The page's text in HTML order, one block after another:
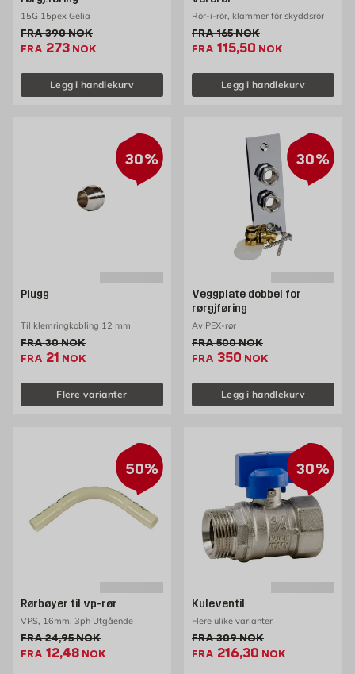
15G 15pex Gelia
FRAGammel pris 390 NOK /stk
390NOK
FRA Ekstrapris 273 NOK /stk
273 NOK
Legg i handlekurv
Rör-i-rör, klammer för skyddsrör
FRAGammel pris 165 NOK /stk
165NOK
FRA Ekstrapris 115.5
115,50 NOK
Legg i handlekurv
30%
Plugg
Til klemringkobling 12 mm
FRAGammel pris 30 NOK /stk
30NOK
FRA Ekstrapris 21 NOK /stk
21 NOK
Flere varianter
30%
Veggplate dobbel for
rørgjføring
Av PEX-rør
FRAGammel pris 500 NOK /stk
500NOK
FRA Ekstrapris 350 NOK
350 NOK
Legg i handlekurv
50%
Rørbøyer til vp-rør
VPS, 16mm, 3ph Utgående
FRAGammel pris 24.95 NOK /stk
24,95NOK
FRA Ekstrapris 12.48 NOK /stk
12,48 NOK
30%
Kuleventil
Flere ulike varianter
FRAGammel pris 309 NOK /stk
309NOK
FRA Ekstrapris 216.3
216,30 NOK